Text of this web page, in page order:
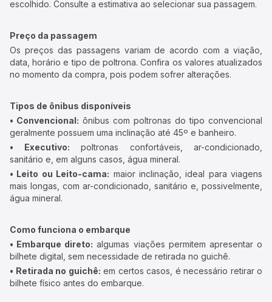
escolhido. Consulte a estimativa ao selecionar sua passagem.
Preço da passagem
Os preços das passagens variam de acordo com a viação,
data, horário e tipo de poltrona. Confira os valores atualizados
no momento da compra, pois podem sofrer alterações.
Tipos de ônibus disponíveis
• Convencional: ônibus com poltronas do tipo convencional
geralmente possuem uma inclinação até 45º e banheiro.
• Executivo: poltronas confortáveis, ar-condicionado,
sanitário e, em alguns casos, água mineral.
• Leito ou Leito-cama: maior inclinação, ideal para viagens
mais longas, com ar-condicionado, sanitário e, possivelmente,
água mineral.
Como funciona o embarque
• Embarque direto: algumas viações permitem apresentar o
bilhete digital, sem necessidade de retirada no guichê.
• Retirada no guichê: em certos casos, é necessário retirar o
bilhete físico antes do embarque.